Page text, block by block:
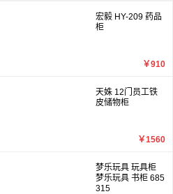
宏毅 HY-209 药品
柜
￥910
天姝 12门员工铁
皮储物柜
￥1560
梦乐玩具 玩具柜
梦乐玩具 书柜 685
315